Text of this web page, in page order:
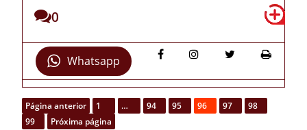
0
Whatsapp
Página anterior 1 … 94 95 96 97
98
99
Próxima página